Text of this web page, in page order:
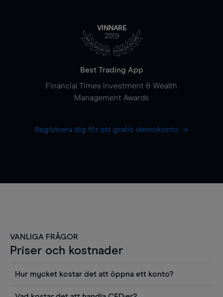
VINNARE
2019
Best Trading App
Financial Times Investment & Wealth
Management Awards
Registrera dig för ett gratis demokonto
VANLIGA FRÅGOR
Priser och kostnader
Hur mycket kostar det att öppna ett konto?